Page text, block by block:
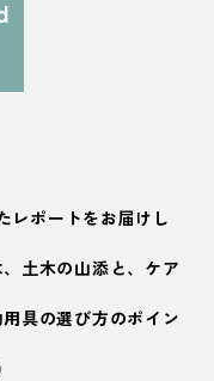
レポートをお届けし
土木の山添と、ケア
具の選び方のポイン